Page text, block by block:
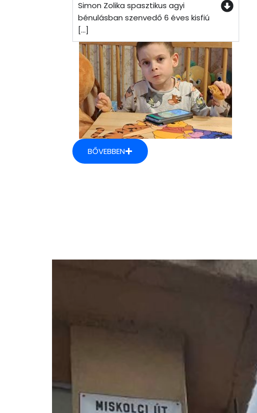
Simon Zolika spasztikus agyi
bénulásban szenvedő 6 éves kisfiú
[...]
BŐVEBBEN